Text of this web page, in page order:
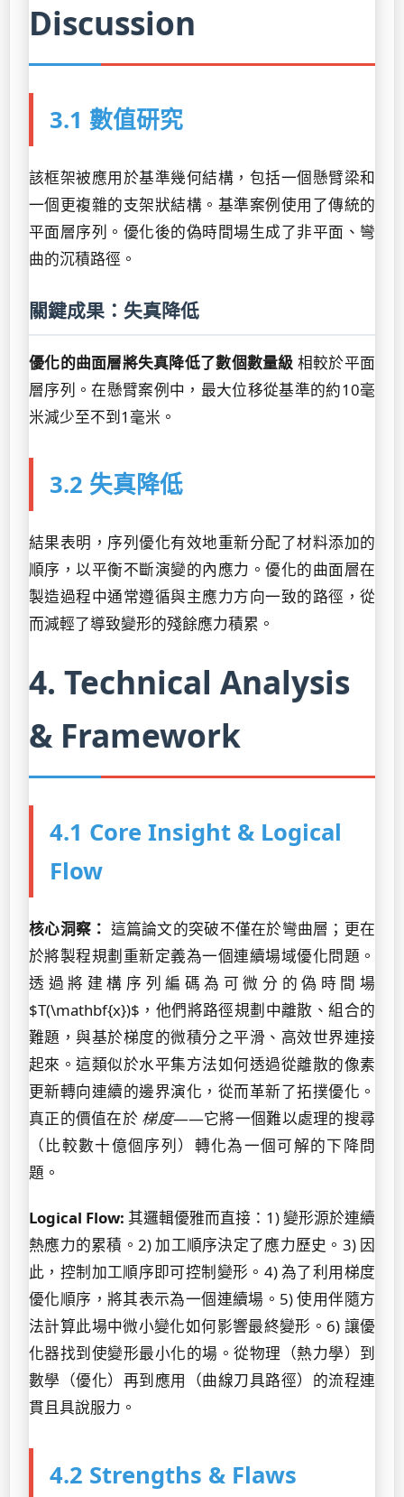
Discussion
3.1 數值研究
該框架被應用於基準幾何結構，包括一個懸臂梁和
一個更複雜的支架狀結構。基準案例使用了傳統的
平面層序列。優化後的偽時間場生成了非平面、彎
曲的沉積路徑。
關鍵成果：失真降低
優化的曲面層將失真降低了數個數量級 相較於平面
層序列。在懸臂案例中，最大位移從基準的約10毫
米減少至不到1毫米。
3.2 失真降低
結果表明，序列優化有效地重新分配了材料添加的
順序，以平衡不斷演變的內應力。優化的曲面層在
製造過程中通常遵循與主應力方向一致的路徑，從
而減輕了導致變形的殘餘應力積累。
4. Technical Analysis
& Framework
4.1 Core Insight & Logical
Flow
核心洞察： 這篇論文的突破不僅在於彎曲層；更在
於將製程規劃重新定義為一個連續場域優化問題。
透過將建構序列編碼為可微分的偽時間場
$T(\mathbf{x})$，他們將路徑規劃中離散、組合的
難題，與基於梯度的微積分之平滑、高效世界連接
起來。這類似於水平集方法如何透過從離散的像素
更新轉向連續的邊界演化，從而革新了拓撲優化。
真正的價值在於 梯度——它將一個難以處理的搜尋
（比較數十億個序列）轉化為一個可解的下降問
題。
Logical Flow: 其邏輯優雅而直接：1) 變形源於連續
熱應力的累積。2) 加工順序決定了應力歷史。3) 因
此，控制加工順序即可控制變形。4) 為了利用梯度
優化順序，將其表示為一個連續場。5) 使用伴隨方
法計算此場中微小變化如何影響最終變形。6) 讓優
化器找到使變形最小化的場。從物理（熱力學）到
數學（優化）再到應用（曲線刀具路徑）的流程連
貫且具說服力。
4.2 Strengths & Flaws